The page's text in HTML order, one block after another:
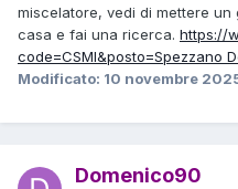
miscelatore, vedi di mettere
casa e fai una ricerca. https://
code=CSMI&posto=Spezzano
Modificato: 10 novembre
Domenico90